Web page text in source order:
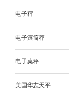
电子秤
电子滚筒秤
电子桌秤
美国华志天平